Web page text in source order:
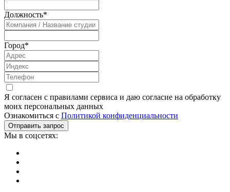
Должность*
Город*
Я согласен с правилами сервиса и даю согласие на обработку
моих персональных данных
Ознакомиться с Политикой конфиденциальности
Мы в соцсетях: